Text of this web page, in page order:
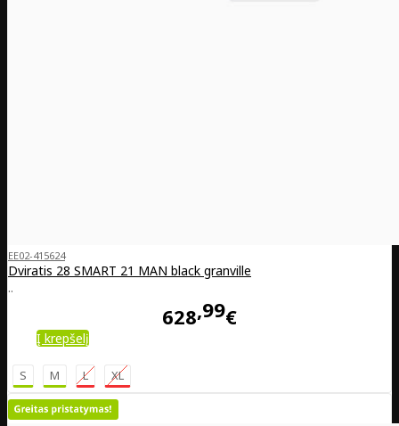
EE02-415624
Dviratis 28 SMART 21 MAN black granville
..
628 99€
Į krepšelį
S M L XL